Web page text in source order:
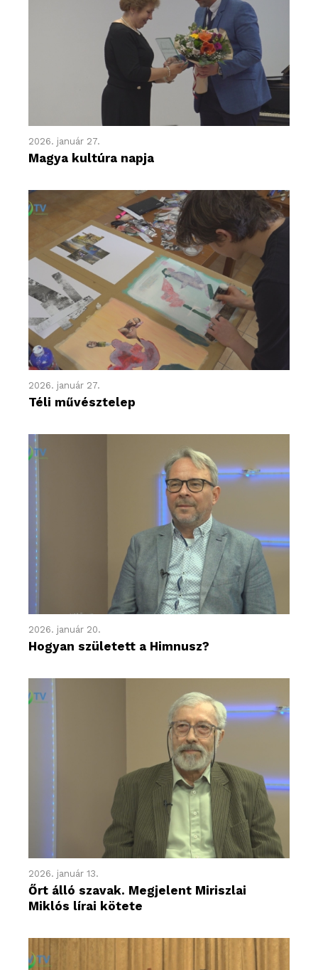
2026. január 27.
Magya kultúra napja
2026. január 27.
Téli művésztelep
2026. január 20.
Hogyan született a Himnusz?
2026. január 13.
Őrt álló szavak. Megjelent Miriszlai
Miklós lírai kötete